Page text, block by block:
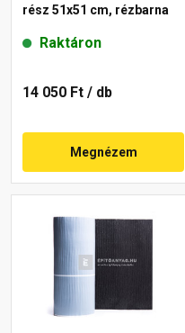
rész 51x51 cm, rézbarna
Raktáron
14 050 Ft / db
Megnézem